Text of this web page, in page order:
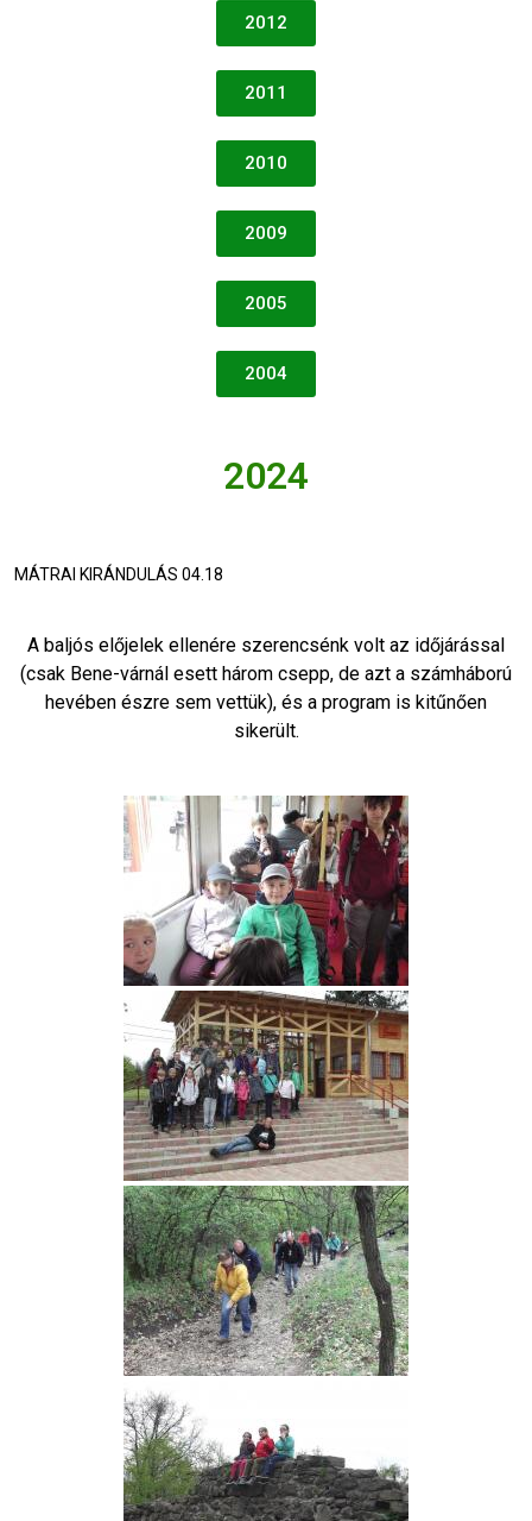
2012
2011
2010
2009
2005
2004
2024
MÁTRAI KIRÁNDULÁS 04.18
A baljós előjelek ellenére szerencsénk volt az időjárással
(csak Bene-várnál esett három csepp, de azt a számháború
hevében észre sem vettük), és a program is kitűnően
sikerült.